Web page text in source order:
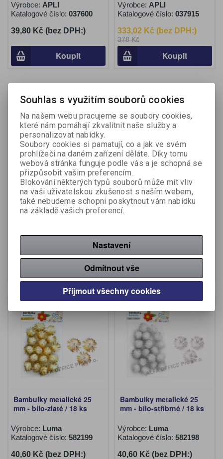
Výrobce: APLI
Katalogové číslo: 037600
39,80 Kč (bez DPH:)
Koupit
Výrobce: APLI
Katalogové číslo: 037915
333,02 Kč (bez DPH:)
378 Kč
Koupit
Polystyrénové koule APLI
Jumbo / mix velikostí /
100 ks
Kuličky POM-POM APLI
JUMBO se třpytkami /mix
velikostí / 400 ks
344 Kč (bez DPH:)
Bambulky metalické 25
mm - bílo-zlaté / 18 ks
Výrobce: Luma
Katalogové číslo: 582199
40,60 Kč (bez DPH:)
Bambulky metalické 25
mm - bílo-stříbrné / 18 ks
Výrobce: Luma
Katalogové číslo: 582198
40,60 Kč (bez DPH:)
Souhlas s využitím souborů cookies
Na našem webu pracujeme se soubory cookies,
které nám pomáhají zkvalitnit naše služby a
personalizovat nabídky.
Soubory cookies si pamatují, co a jak ve svém
prohlížeči na daném zařízení děláte. Díky tomu
webová stránka funguje podle vás a je schopná se
přizpůsobit vašim preferencím.
Blokování některých typů souborů může mít vliv
na vaši uživatelskou zkušenost s naším webem,
také nebudeme schopni poskytnout vám nabídku
na základě vašich preferencí.
Nastavení
Odmítnout vše
Přijmout všechny cookies